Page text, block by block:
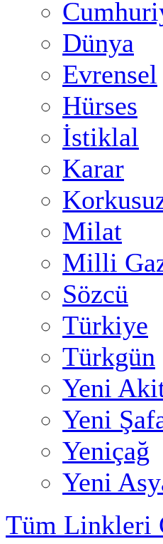
Dünya
Evrensel
Hürses
İstiklal
Karar
Milat
Milli
Sözcü
Türkiye
Türkgün
Yeni
Yeni
Yeniçağ
Yeni
Tüm Linkleri